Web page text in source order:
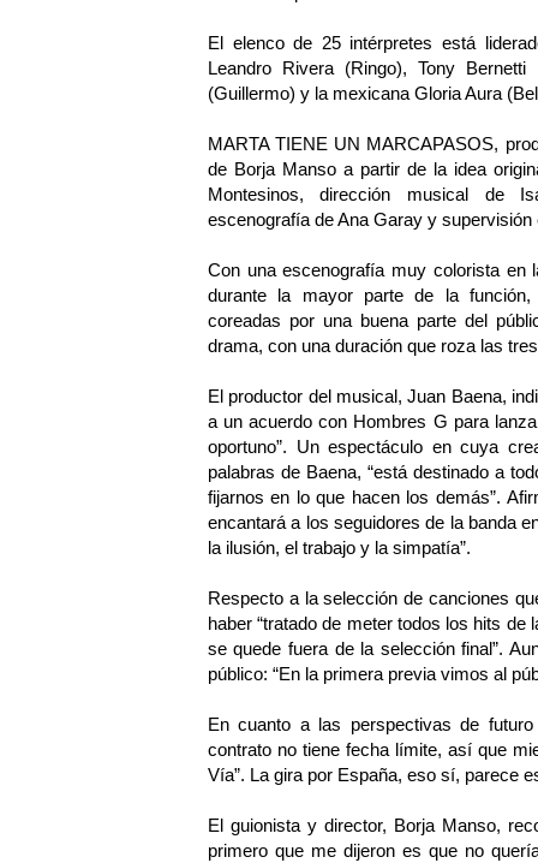
El elenco de 25 intérpretes está
Leandro Rivera (Ringo), Tony
(Guillermo) y la mexicana Gloria Aura
MARTA TIENE UN MARCAPASOS,
de Borja Manso a partir de la idea
Montesinos, dirección musical de
escenografía de Ana Garay y
Con una escenografía muy colorista en
durante la mayor parte de la función,
coreadas por una buena parte del
drama, con una duración que roza las
El productor del musical, Juan Baena,
a un acuerdo con Hombres G para
oportuno”. Un espectáculo en cuya
palabras de Baena, “está destinado a
fijarnos en lo que hacen los demás”.
encantará a los seguidores de la banda
la ilusión, el trabajo y la simpatía”.
Respecto a la selección de canciones
haber “tratado de meter todos los hits de
se quede fuera de la selección final”.
público: “En la primera previa vimos al
En cuanto a las perspectivas de
contrato no tiene fecha límite, así que
Vía”. La gira por España, eso sí, parece
El guionista y director, Borja Manso,
primero que me dijeron es que no